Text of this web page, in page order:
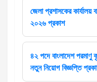
জেলা প্রশাসকের কার্যালয়
২০২৬ প্রকাশ
৪২ পদে বাংলাদেশ পরমাণু
নতুন নিয়োগ বিজ্ঞপ্তি